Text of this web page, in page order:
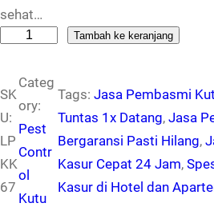
sehat…
Tambah ke keranjang
SK
U:
LP
KK
67
Categ
ory:
Pest
Contr
ol
Kutu
Tags: Jasa Pembasmi
Tuntas 1x Datang, Jasa
Bergaransi Pasti Hilang,
Kasur Cepat 24 Jam,
Kasur di Hotel dan